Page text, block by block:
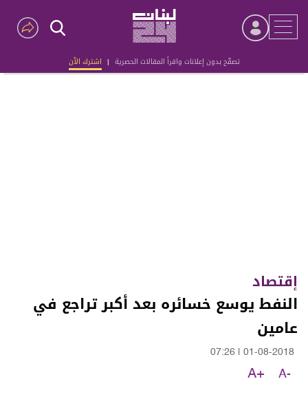
تصفّح بدون إعلانات واقرأ المقالات الحصرية | اشترك الآن
Advertisement
إقتصاد
النفط يوسع خسائره بعد أكبر تراجع في
عامين
01-08-2018
07:26
A-
A+